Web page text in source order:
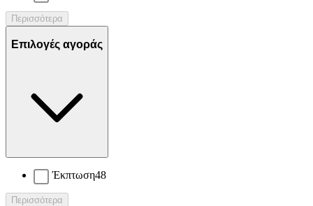
Περισσότερα
Επιλογές αγοράς
Έκπτωση48
Περισσότερα